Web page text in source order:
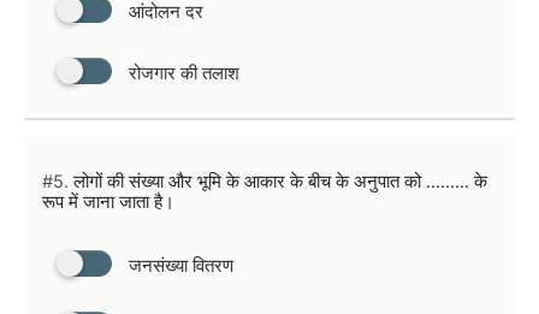
आंदोलन दर
रोजगार की तलाश
#5. लोगों की संख्या और भूमि के आकार के बीच के अनुपात को ……… के
रूप में जाना जाता है।
जनसंख्या वितरण